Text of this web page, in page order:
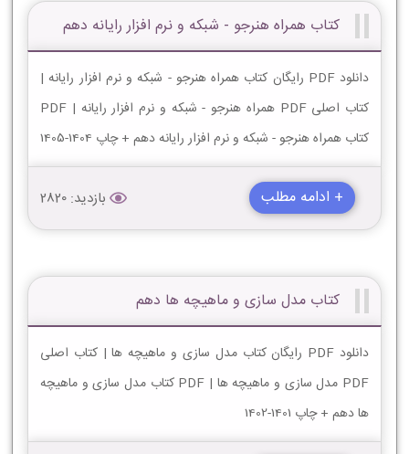
کتاب همراه هنرجو - شبکه و نرم افزار رایانه دهم
دانلود PDF رایگان کتاب همراه هنرجو - شبکه و نرم افزار رایانه |
کتاب اصلی PDF همراه هنرجو - شبکه و نرم افزار رایانه | PDF
کتاب همراه هنرجو - شبکه و نرم افزار رایانه دهم + چاپ 1404-1405
+ ادامه مطلب بازدید: 2820
کتاب مدل سازی و ماهیچه ها دهم
دانلود PDF رایگان کتاب مدل سازی و ماهیچه ها | کتاب اصلی
PDF مدل سازی و ماهیچه ها | PDF کتاب مدل سازی و ماهیچه
ها دهم + چاپ 1401-1402